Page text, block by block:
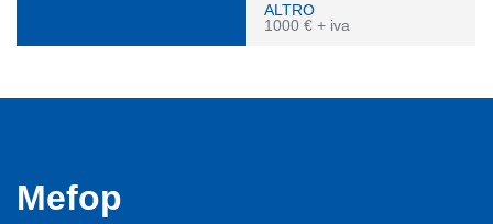
ALTRO
1000 € + iva
Mefop